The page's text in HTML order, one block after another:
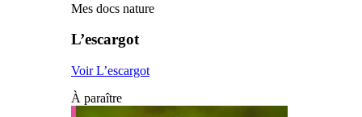
Mes docs nature
L’escargot
Voir L’escargot
À paraître